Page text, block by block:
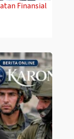
Finansial